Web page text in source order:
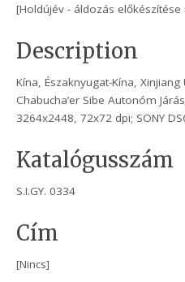
[Holdújév - áldozás
Description
Kína, Északnyugat-Kína,
Chabucha’er Sibe Autonóm
3264x2448, 72x72 dpi; SONY
Katalógusszám
S.I.GY. 0334
Cím
[Nincs]